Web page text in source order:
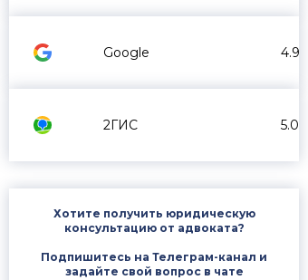
Google 4.9
2ГИС 5.0
Хотите получить юридическую
консультацию от адвоката?
Подпишитесь на Телеграм-канал и
задайте свой вопрос в чате